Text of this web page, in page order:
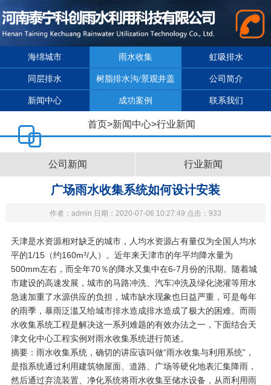
海绵城市 雨水收集 虹吸排水
同层排水 树脂排水沟/景观井盖 公司简介
新闻中心 成功案例 联系我们
首页>新闻中心>行业新闻
公司新闻 行业新闻
广场雨水收集系统如何设计安装
作者：admin 日期：2020-07-06 10:27:49 点击：933
天津是水资源相对缺乏的城市，人均水资源占有量仅为全国人均水
平的1/15（约160m³/人）。近年来天津市的年平均降水量为
500mm左右，而全年70％的降水又集中在6-7月份的汛期。随着城
市建设的高速发展，城市的马路冲洗、汽车冲洗及绿化浇灌等用水
急速加重了水源供应的负担，城市缺水现象也日益严重，可是每年
的雨季，暴雨泛滥又给城市排水造成排水造成了极大的困难。而雨
水收集系统工程是解决这一系列难题的有效办法之一，下面结合天
津文化中心工程实例对雨水收集系统进行简述。
摘要： 雨水收集系统，确切的讲应该叫做“雨水收集与利用系统”，
是指系统通过利用建筑物屋面、道路、广场等硬化地表汇集降雨，
然后通过弃流装置、净化系统将雨水收集至储水设备，从而利用雨